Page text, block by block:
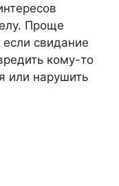
Проще
свидание
кому-то
или нарушить